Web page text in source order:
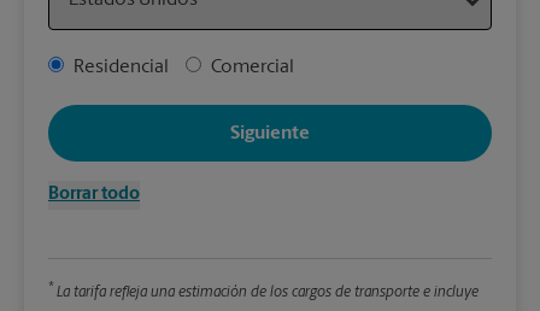
Address Type
Residencial Comercial
Borrar todo
Siguiente
* La tarifa refleja una estimación de los cargos de transporte e incluye